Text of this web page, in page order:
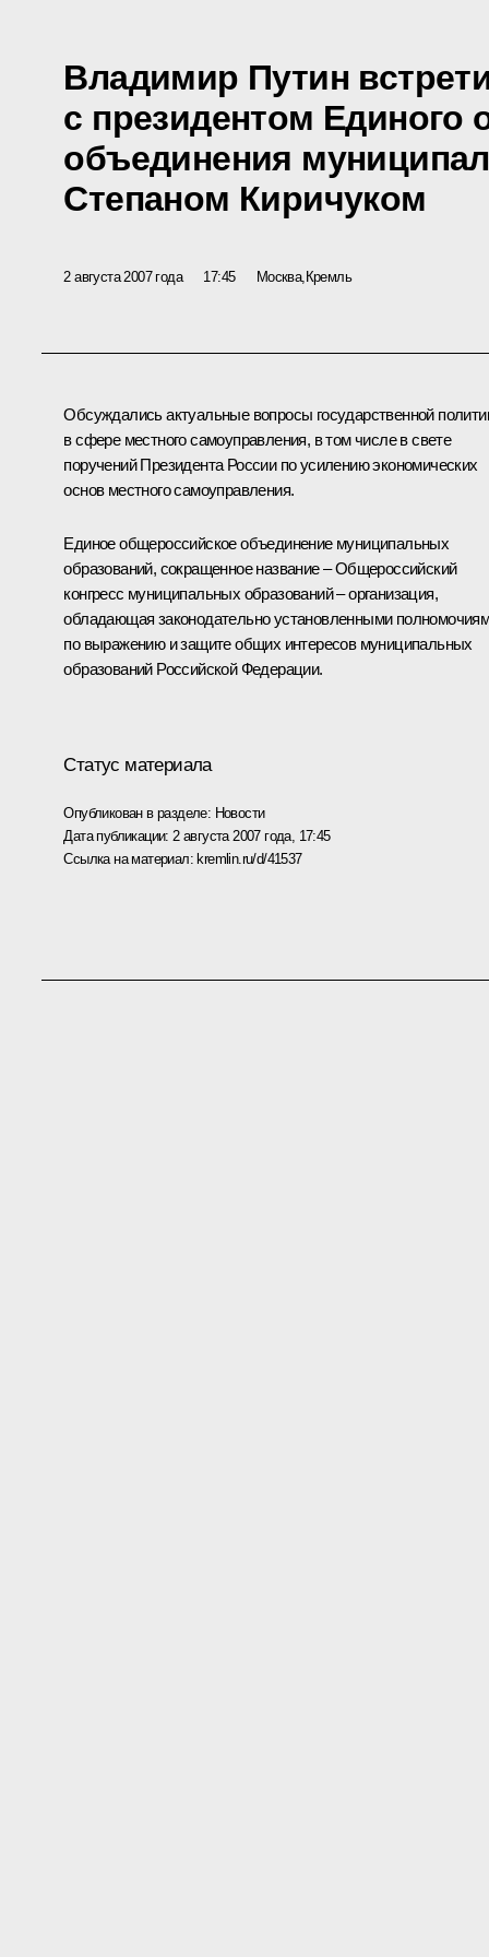
Владимир Путин
с президентом Единого
объединения
Степаном Киричуком
2 августа 2007 года 17:45 Москва,Кремль
Обсуждались актуальные вопросы государственной
в сфере местного самоуправления, в том числе в свете
поручений Президента России по усилению экономических
основ местного самоуправления.
Единое общероссийское объединение муниципальных
образований, сокращенное название – Общероссийский
конгресс муниципальных образований – организация,
обладающая законодательно установленными
по выражению и защите общих интересов муниципальных
образований Российской Федерации.
Статус материала
Опубликован в разделе: Новости
Дата публикации: 2 августа 2007 года, 17:45
Ссылка на материал:kremlin.ru/d/41537